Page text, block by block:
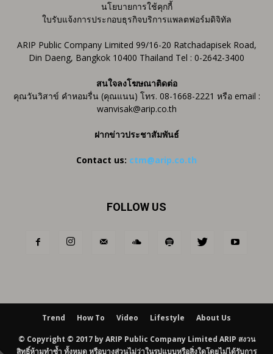
นโยบายการใช้คุกกี้
ใบรับแจ้งการประกอบธุรกิจบริการแพลตฟอร์มดิจิทัล
ARIP Public Company Limited 99/16-20 Ratchadapisek Road,
Din Daeng, Bangkok 10400 Thailand Tel : 0-2642-3400
สนใจลงโฆษณาติดต่อ
คุณวันวิสาข์ คำหอมรื่น (คุณแนน) โทร. 08-1668-2221 หรือ email :
wanvisak@arip.co.th
ฝากข่าวประชาสัมพันธ์
Contact us: ctm@arip.co.th
FOLLOW US
Trend How To Video Lifestyle About Us
© Copyright © 2017 by ARIP Public Company Limited ARIP สงวน
สิทธิ์ห้ามทำซ้ำ ทั้งหมด หรือบางส่วนไม่ว่าในรูปแบบหรือสิ่งใดโดยไม่ได้รับการ